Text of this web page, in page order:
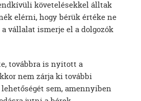
követelésekkel álltak
elérni, hogy bérük értéke ne
vállalat ismerje el a dolgozók
továbbra is nyitott a
nem zárja ki további
sem, amennyiben